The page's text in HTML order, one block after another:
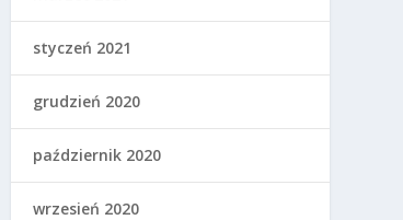
styczeń 2021
grudzień 2020
październik 2020
wrzesień 2020